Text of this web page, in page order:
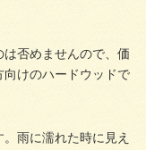
否めませんので、価
けのハードウッドで
雨に濡れた時に見え